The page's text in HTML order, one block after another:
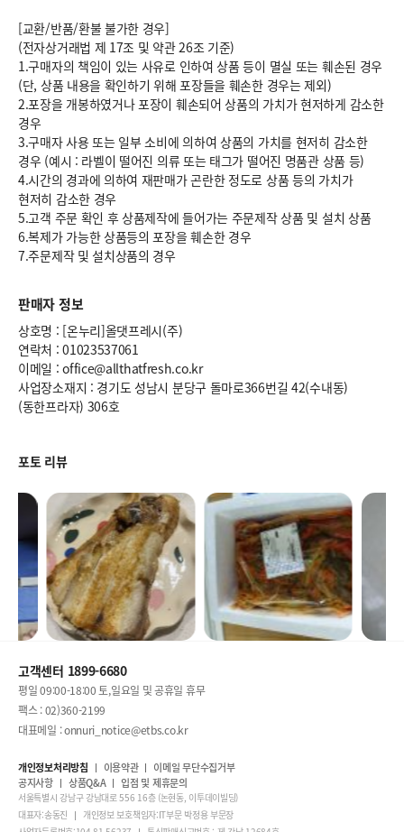
[교환/반품/환불 불가한 경우]
(전자상거래법 제 17조 및 약관 26조 기준)
1.구매자의 책임이 있는 사유로 인하여 상품 등이 멸실 또는 훼손된 경우
(단, 상품 내용을 확인하기 위해 포장들을 훼손한 경우는 제외)
2.포장을 개봉하였거나 포장이 훼손되어 상품의 가치가 현저하게 감소한
경우
3.구매자 사용 또는 일부 소비에 의하여 상품의 가치를 현저히 감소한
경우 (예시 : 라벨이 떨어진 의류 또는 태그가 떨어진 명품관 상품 등)
4.시간의 경과에 의하여 재판매가 곤란한 정도로 상품 등의 가치가
현저히 감소한 경우
5.고객 주문 확인 후 상품제작에 들어가는 주문제작 상품 및 설치 상품
6.복제가 가능한 상품등의 포장을 훼손한 경우
7.주문제작 및 설치상품의 경우
판매자 정보
상호명 : [온누리]올댓프레시(주)
연락처 : 01023537061
이메일 : office@allthatfresh.co.kr
사업장소재지 : 경기도 성남시 분당구 돌마로366번길 42(수내동)
(동한프라자) 306호
포토 리뷰
고객센터 1899-6680
평일 09:00-18:00 토,일요일 및 공휴일 휴무
팩스 : 02)360-2199
대표메일 : onnuri_notice@etbs.co.kr
개인정보처리방침 이용약관
이메일 무단수집거부
공지사항
상품Q&A 입점 및 제휴문의
서울특별시 강남구 강남대로 556 16층 (논현동, 이투데이빌딩)
대표자:송동진
개인정보 보호책임자:IT부문 박정용 부문장